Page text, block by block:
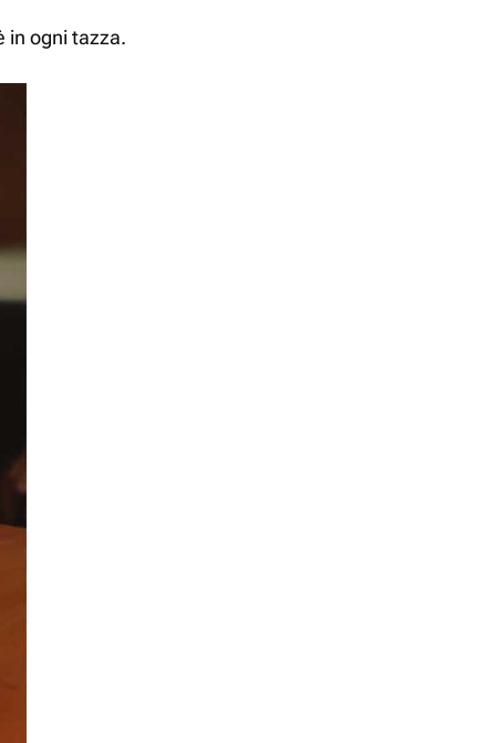
in ogni tazza.